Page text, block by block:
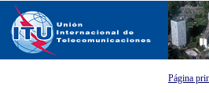
Página